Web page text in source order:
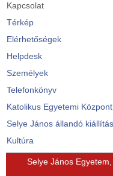
Kapcsolat
Térkép
Elérhetőségek
Helpdesk
Személyek
Telefonkönyv
Katolikus Egyetemi Központ
Selye János állandó kiállítás
Kultúra
© FreeJoomla! 3 Modules - by
Selye János